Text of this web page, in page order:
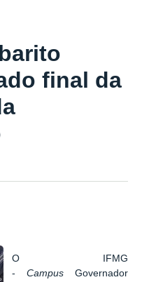
final da
O IFMG
-Campus Governador